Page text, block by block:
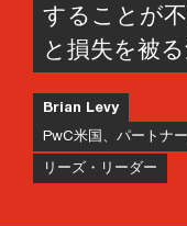
することが
と損失を被
Brian Levy
PwC米国、パートナ
リーズ・リーダー